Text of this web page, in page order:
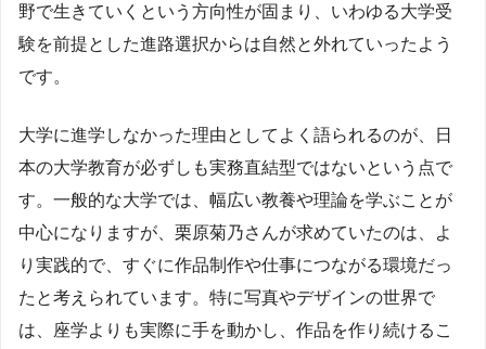
野で生きていくという方向性が固まり、いわゆる大学受
験を前提とした進路選択からは自然と外れていったよう
です。
大学に進学しなかった理由としてよく語られるのが、日
本の大学教育が必ずしも実務直結型ではないという点で
す。一般的な大学では、幅広い教養や理論を学ぶことが
中心になりますが、栗原菊乃さんが求めていたのは、よ
り実践的で、すぐに作品制作や仕事につながる環境だっ
たと考えられています。特に写真やデザインの世界で
は、座学よりも実際に手を動かし、作品を作り続けるこ